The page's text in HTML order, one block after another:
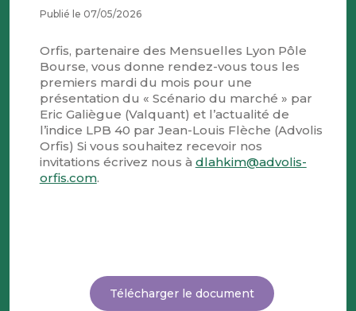
Publié le 07/05/2026
Orfis, partenaire des Mensuelles Lyon Pôle
Bourse, vous donne rendez-vous tous les
premiers mardi du mois pour une
présentation du « Scénario du marché » par
Eric Galiègue (Valquant) et l’actualité de
l’indice LPB 40 par Jean-Louis Flèche (Advolis
Orfis) Si vous souhaitez recevoir nos
invitations écrivez nous à dlahkim@advolis-
orfis.com.
Télécharger le document